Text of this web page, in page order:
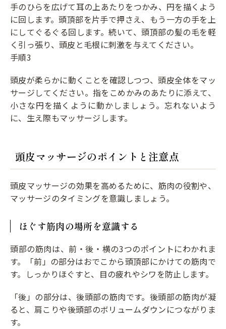
手のひらを広げて耳の上あたりをつかみ、円を描くよう
に回します。頭頂部を片手で押さえ、もう一方の手を上
にしてぐるぐる回します。続いて、頭頂部の髪の毛を軽
く引っ張り、頭皮と毛根に刺激を与えてください。
手順3
頭皮が柔らかに動くことを確認しつつ、頭皮全体をマッ
サージしてください。指をこめかみのあたりに添えて、
小さな円を描くように動かしましょう。忘れないよう
に、生え際もマッサージします。
頭皮マッサージのポイントと注意点
頭皮マッサージの効果を高めるために、筋肉の役割や、
マッサージのタイミングを意識しましょう。
ほぐす筋肉の場所を意識する
頭部の筋肉は、前・後・横の3つのポイントにわかれま
す。「前」の部分はおでこから頭頂部にかけての筋肉で
す。しっかりほぐすと、目の疲れやシワを防止します。
「後」の部分は、後頭部の筋肉です。後頭部の筋肉が凝
ると、肩こりや後頭部のボリュームダウンにつながりま
す。